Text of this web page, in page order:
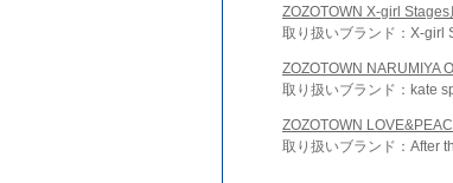
ZOZOTOWN X-girl Stages
取り扱いブランド：X-girl
ZOZOTOWN NARUMIYA
取り扱いブランド：kate
ZOZOTOWN
取り扱いブランド：After